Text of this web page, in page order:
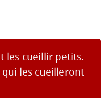
les cueillir petits.
les cueilleront